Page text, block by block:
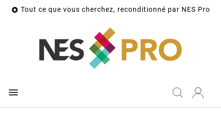
 Tout ce que vous cherchez, reconditionné par NES Pro
